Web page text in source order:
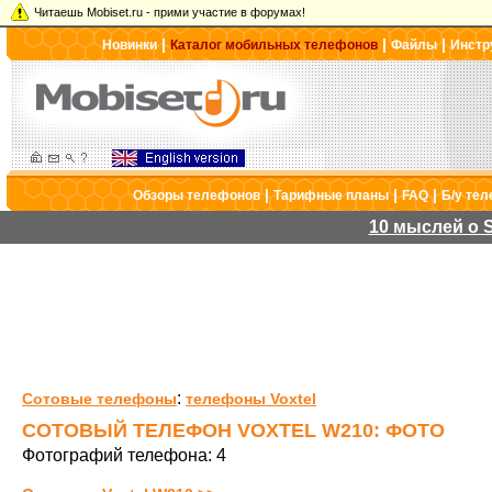
Читаешь Mobiset.ru - прими участие в форумах!
Новинки|Каталог мобильных телефонов |Файлы|
Обзоры телефонов|Тарифные планы|FAQ|Б/у
10 мыслей о
Сотовые телефоны: телефоны Voxtel
СОТОВЫЙ ТЕЛЕФОН VOXTEL W210: ФОТО
Фотографий телефона: 4